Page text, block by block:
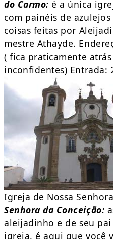
do Carmo: é a única
com painéis de
coisas feitas por
mestre Athayde.
( fica praticamente
inconfidentes) Entrada:
Igreja de Nossa
Senhora da Conceição:
aleijadinho e de seu
igreja, é aqui que você